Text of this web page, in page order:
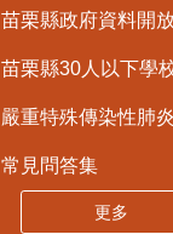
苗栗縣政府資料開
苗栗縣30人以下學
嚴重特殊傳染性肺
常見問答集
更多